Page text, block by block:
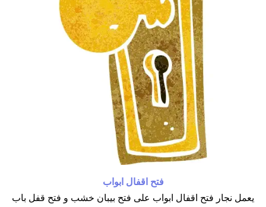
فتح اقفال ابواب
يعمل نجار فتح اقفال ابواب على فتح بيبان خشب و فتح قفل باب